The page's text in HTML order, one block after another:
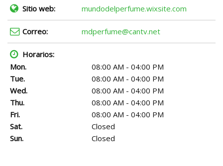
Sitio web: mundodelperfume.wixsite.com
Correo: mdperfume@cantv.net
Horarios:
Mon.
08:00 AM - 04:00 PM
Tue.
08:00 AM - 04:00 PM
Wed.
08:00 AM - 04:00 PM
Thu.
08:00 AM - 04:00 PM
Fri.
08:00 AM - 04:00 PM
Sat.
Closed
Sun.
Closed